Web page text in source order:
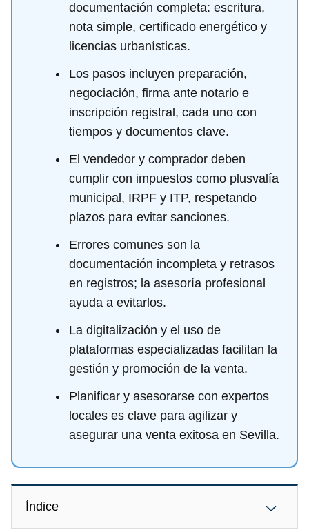
documentación completa: escritura,
nota simple, certificado energético y
licencias urbanísticas.
Los pasos incluyen preparación,
negociación, firma ante notario e
inscripción registral, cada uno con
tiempos y documentos clave.
El vendedor y comprador deben
cumplir con impuestos como plusvalía
municipal, IRPF y ITP, respetando
plazos para evitar sanciones.
Errores comunes son la
documentación incompleta y retrasos
en registros; la asesoría profesional
ayuda a evitarlos.
La digitalización y el uso de
plataformas especializadas facilitan la
gestión y promoción de la venta.
Planificar y asesorarse con expertos
locales es clave para agilizar y
asegurar una venta exitosa en Sevilla.
Índice